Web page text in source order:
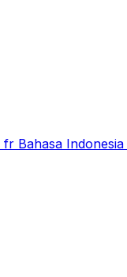
fr Bahasa Indonesia